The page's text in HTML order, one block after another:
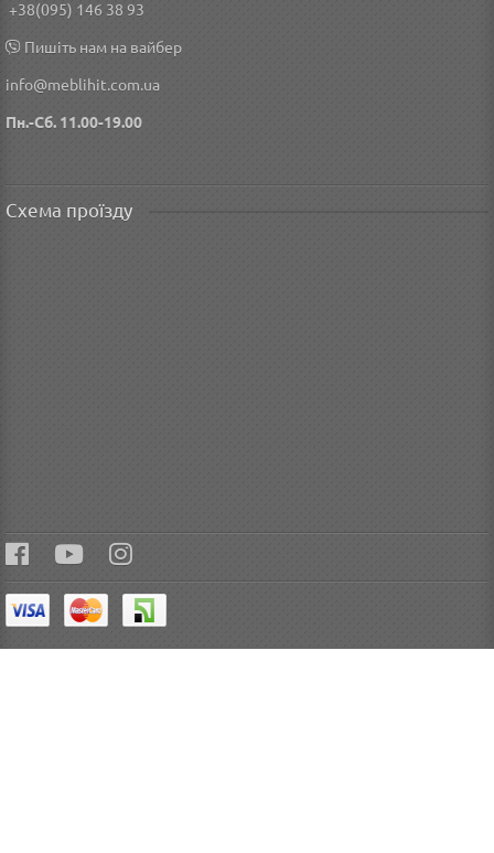
+38(095) 146 38 93
Пишіть нам на вайбер
info@meblihit.com.ua
Пн.-Сб. 11.00-19.00
Схема проїзду